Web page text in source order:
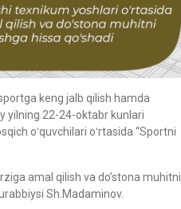
keng jalb qilish hamda
yilning 22-24-oktabr kunlari
oʻquvchilari oʻrtasida “Sportni
amal qilish va do’stona muhitni
Sh.Madaminov.